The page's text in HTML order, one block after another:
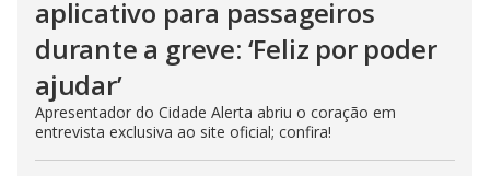
aplicativo para passageiros
durante a greve: ‘Feliz por poder
ajudar’
Apresentador do Cidade Alerta abriu o coração em
entrevista exclusiva ao site oficial; confira!